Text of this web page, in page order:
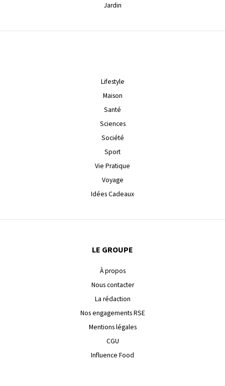
Jardin
Lifestyle
Maison
Santé
Sciences
Société
Sport
Vie Pratique
Voyage
Idées Cadeaux
LE GROUPE
À propos
Nous contacter
La rédaction
Nos engagements RSE
Mentions légales
CGU
Influence Food